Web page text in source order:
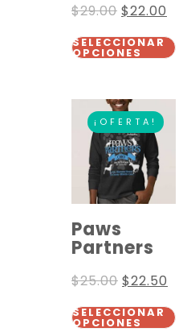
$29.00 $22.00
SELECCIONAR
OPCIONES
¡OFERTA!
Paws
Partners
$25.00 $22.50
SELECCIONAR
OPCIONES